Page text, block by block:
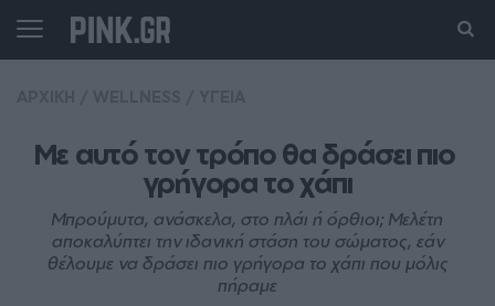
Με αυτό τον τρόπο θα δράσει πιο
γρήγορα το χάπι
Μπρούμυτα, ανάσκελα, στο πλάι ή όρθιοι; Μελέτη
αποκαλύπτει την ιδανική στάση του σώματος, εάν
θέλουμε να δράσει πιο γρήγορα το χάπι που μόλις
πήραμε